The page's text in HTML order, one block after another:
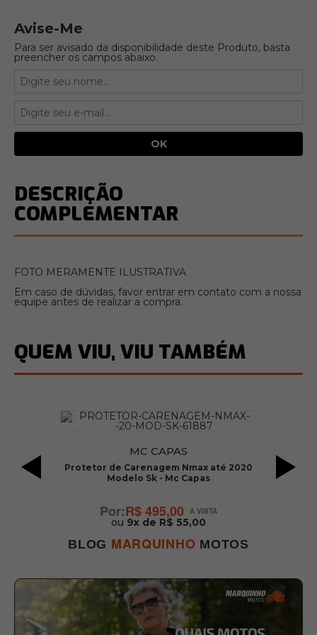
Avise-Me
Para ser avisado da disponibilidade deste Produto, basta
preencher os campos abaixo.
DESCRIÇÃO
COMPLEMENTAR
FOTO MERAMENTE ILUSTRATIVA
Em caso de dúvidas, favor entrar em contato com a nossa
equipe antes de realizar a compra.
QUEM VIU, VIU TAMBÉM
MC CAPAS
Protetor de Carenagem Nmax até 2020
Modelo Sk - Mc Capas
R$ 495,00
ou 9x de R$ 55,00
BLOG MARQUINHO MOTOS